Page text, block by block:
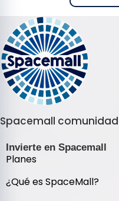
Spacemall
Invierte en Spacemall
Planes
¿Qué es SpaceMall?